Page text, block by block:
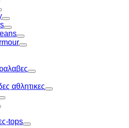
Toggle
Toggle
Toggle
Toggle
Toggle
αθλητικες
Toggle
Toggle
tops